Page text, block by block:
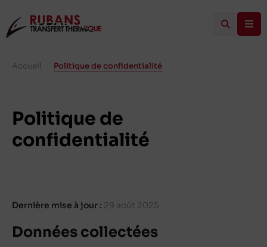
Politique de
confidentialité
Accueil Politique de confidentialité
Dernière mise à jour : 29 août 2025
Données collectées